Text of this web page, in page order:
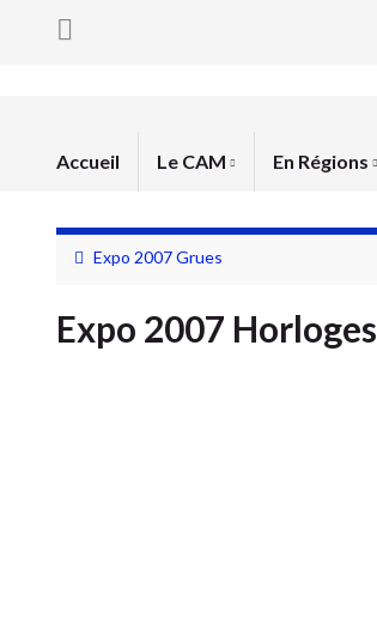
Accueil Le CAM En Régions
Expo 2007 Grues
Expo 2007 Horloges